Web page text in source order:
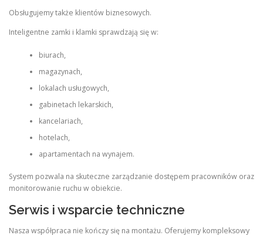
Obsługujemy także klientów biznesowych.
Inteligentne zamki i klamki sprawdzają się w:
biurach,
magazynach,
lokalach usługowych,
gabinetach lekarskich,
kancelariach,
hotelach,
apartamentach na wynajem.
System pozwala na skuteczne zarządzanie dostępem pracowników oraz
monitorowanie ruchu w obiekcie.
Serwis i wsparcie techniczne
Nasza współpraca nie kończy się na montażu. Oferujemy kompleksowy